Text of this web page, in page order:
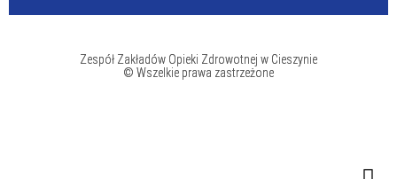
Zespół Zakładów Opieki Zdrowotnej w Cieszynie
© Wszelkie prawa zastrzeżone